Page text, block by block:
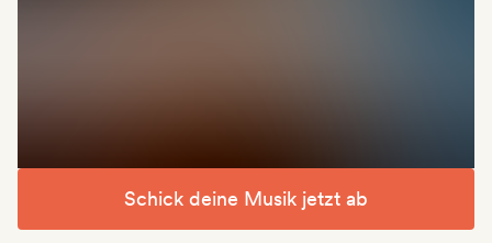
Schick deine Musik jetzt ab